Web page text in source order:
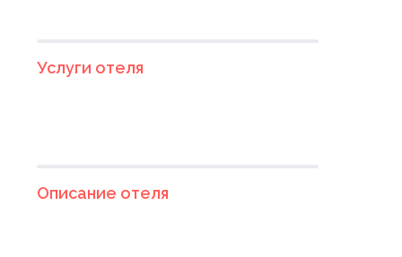
Услуги отеля
Описание отеля